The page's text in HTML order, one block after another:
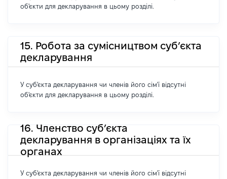
об'єкти для декларування в цьому розділі.
15. Робота за сумісництвом суб’єкта
декларування
У суб'єкта декларування чи членів його сім'ї відсутні
об'єкти для декларування в цьому розділі.
16. Членство суб’єкта
декларування в організаціях та їх
органах
У суб'єкта декларування чи членів його сім'ї відсутні